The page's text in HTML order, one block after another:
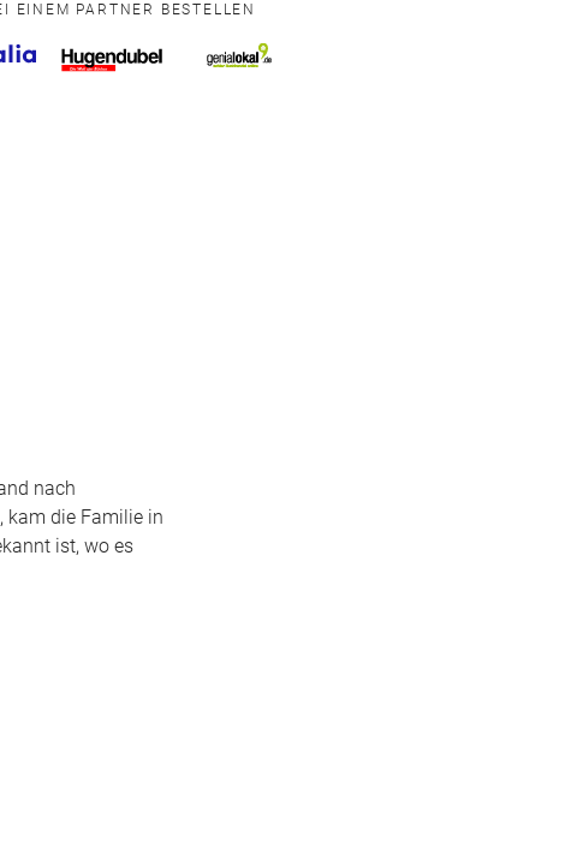
EINEM PARTNER BESTELLEN
nach
kam die Familie in
ist, wo es